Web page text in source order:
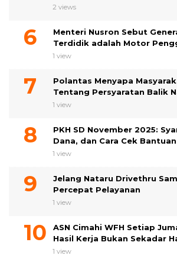
2 views
Menteri Nusron Sebut
Terdidik adalah Motor
1 view
Polantas Menyapa
Tentang Persyaratan Balik
1 view
PKH SD November 2025:
Dana, dan Cara Cek Bantuan
1 view
Jelang Nataru Drivethru
Percepat Pelayanan
1 view
ASN Cimahi WFH Setiap
Hasil Kerja Bukan Sekadar
1 view